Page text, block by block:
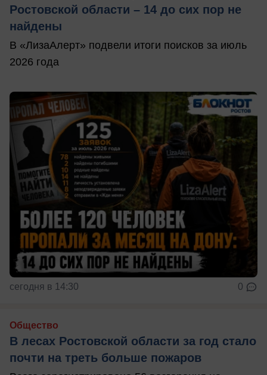
Ростовской области – 14 до сих пор не
найдены
В «ЛизаАлерт» подвели итоги поисков за июль
2026 года
сегодня в 14:30 0
Общество
В лесах Ростовской области за год стало
почти на треть больше пожаров